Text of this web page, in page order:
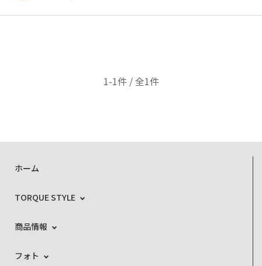
1-1件 / 全1件
ホーム
TORQUE STYLE
商品情報
フォト